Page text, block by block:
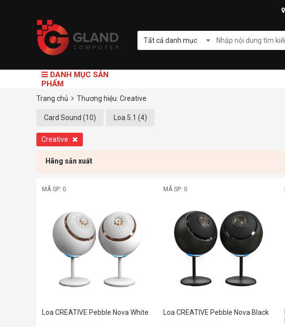
Tất cả danh mục
DANH MỤC SẢN
PHẨM
Trang chủ Thương hiệu: Creative
Card Sound (10) Loa 5.1 (4)
Creative
Hãng sản xuất
MÃ SP: 0
Loa CREATIVE Pebble Nova White
MÃ SP: 0
Loa CREATIVE Pebble Nova Black